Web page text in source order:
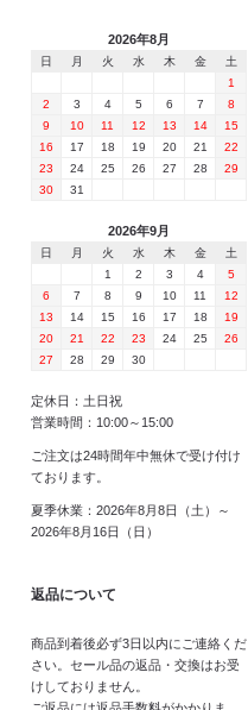
2026年8月
日 月 火 水 木 金
土
1
2
3 4 5 6 7
8
9
10 11 12 13 14
15
16
17 18 19 20 21
22
23
24 25 26 27 28
29
30
31
2026年9月
日 月 火 水 木 金
土
1
2 3 4
5
6
7 8 9 10 11
12
13
14 15 16 17 18
19
20
21 22 23 24 25
26
27
28 29 30
定休日：土日祝
営業時間：10:00～15:00
ご注文は24時間年中無休で受け付け
ております。
夏季休業：2026年8月8日（土）～
2026年8月16日（日）
返品について
商品到着後必ず3日以内にご連絡くだ
さい。セール品の返品・交換はお受
けしておりません。